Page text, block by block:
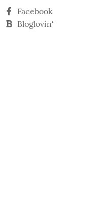
Facebook
Bloglovin‘